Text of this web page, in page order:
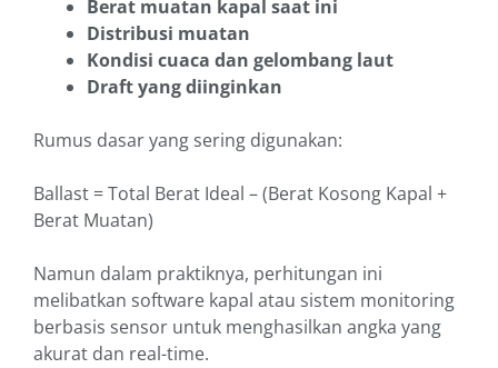
Berat muatan kapal saat ini
Distribusi muatan
Kondisi cuaca dan gelombang laut
Draft yang diinginkan
Rumus dasar yang sering digunakan:
Ballast = Total Berat Ideal – (Berat Kosong Kapal +
Berat Muatan)
Namun dalam praktiknya, perhitungan ini
melibatkan software kapal atau sistem monitoring
berbasis sensor untuk menghasilkan angka yang
akurat dan real-time.